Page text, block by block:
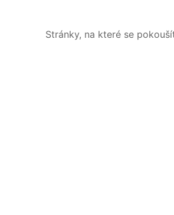
Stránky, na které se